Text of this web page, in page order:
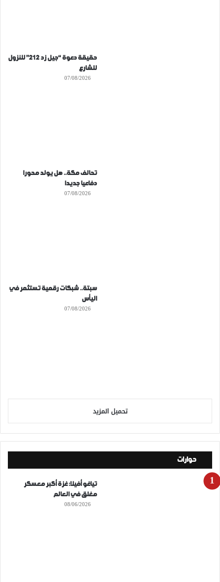
حقيقة دعوة “جيل زد 212” للنزول
للشارع
07/08/2026
تحالف مكة.. هل يولد محورا
دفاعيا جديدا
07/08/2026
سبتة.. شبكات رقمية تستثمر في
اليأس
07/08/2026
تحميل المزيد
حوارات
تياغو أفيلا: غزة أكبر معسكر
مغلق في العالم
08/06/2026